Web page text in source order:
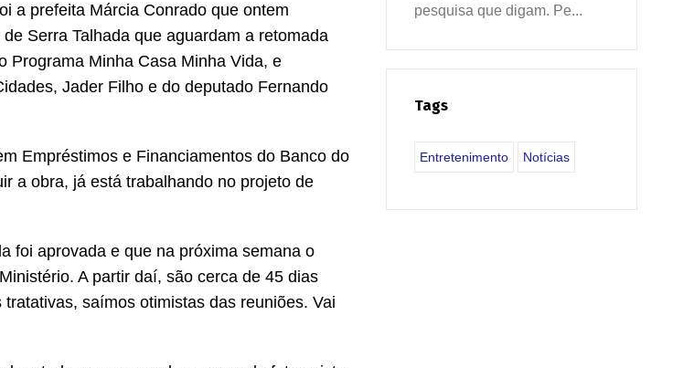
a prefeita Márcia Conrado que ontem
Serra Talhada que aguardam a retomada
Programa Minha Casa Minha Vida, e
Jader Filho e do deputado Fernando
Empréstimos e Financiamentos do Banco do
a obra, já está trabalhando no projeto de
foi aprovada e que na próxima semana o
A partir daí, são cerca de 45 dias
saímos otimistas das reuniões. Vai
pesquisa que digam. Pe...
Tags
Entretenimento Notícias